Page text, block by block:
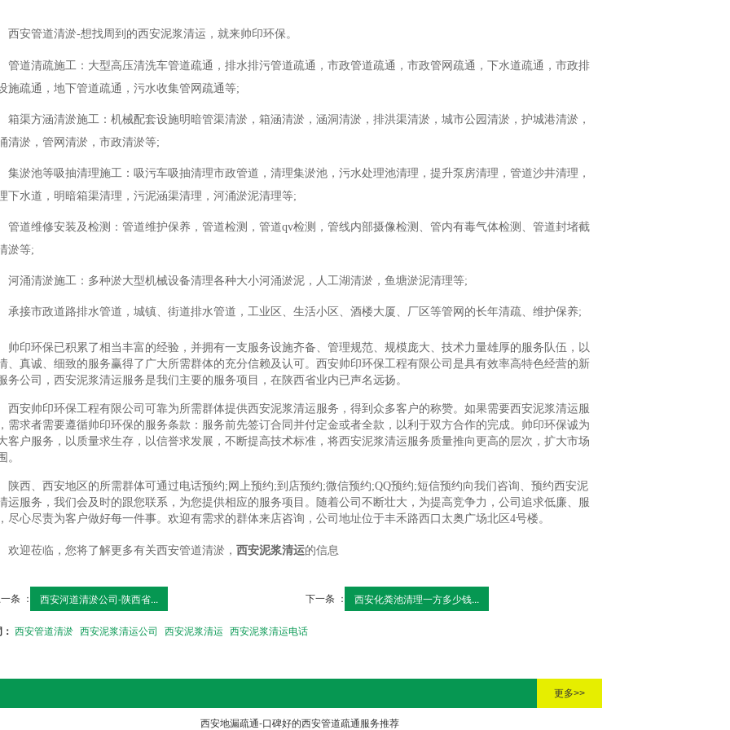
西安管道清淤-想找周到的西安泥浆清运，就来帅印环保。
管道清疏施工：大型高压清洗车管道疏通，排水排污管道疏通，市政管道疏通，市政管网疏通，下水道疏通，市政排
施疏通，地下管道疏通，污水收集管网疏通等;
箱渠方涵清淤施工：机械配套设施明暗管渠清淤，箱涵清淤，涵洞清淤，排洪渠清淤，城市公园清淤，护城港清淤，
清淤，管网清淤，市政清淤等;
集淤池等吸抽清理施工：吸污车吸抽清理市政管道，清理集淤池，污水处理池清理，提升泵房清理，管道沙井清理，
下水道，明暗箱渠清理，污泥涵渠清理，河涌淤泥清理等;
管道维修安装及检测：管道维护保养，管道检测，管道qv检测，管线内部摄像检测、管内有毒气体检测、管道封堵截
淤等;
河涌清淤施工：多种淤大型机械设备清理各种大小河涌淤泥，人工湖清淤，鱼塘淤泥清理等;
承接市政道路排水管道，城镇、街道排水管道，工业区、生活小区、酒楼大厦、厂区等管网的长年清疏、维护保养;
帅印环保已积累了相当丰富的经验，并拥有一支服务设施齐备、管理规范、规模庞大、技术力量雄厚的服务队伍，以
、真诚、细致的服务赢得了广大所需群体的充分信赖及认可。西安帅印环保工程有限公司是具有效率高特色经营的新
务公司，西安泥浆清运服务是我们主要的服务项目，在陕西省业内已声名远扬。
西安帅印环保工程有限公司可靠为所需群体提供西安泥浆清运服务，得到众多客户的称赞。如果需要西安泥浆清运服
需求者需要遵循帅印环保的服务条款：服务前先签订合同并付定金或者全款，以利于双方合作的完成。帅印环保诚为
客户服务，以质量求生存，以信誉求发展，不断提高技术标准，将西安泥浆清运服务质量推向更高的层次，扩大市场
。
陕西、西安地区的所需群体可通过电话预约;网上预约;到店预约;微信预约;QQ预约;短信预约向我们咨询、预约西安泥
运服务，我们会及时的跟您联系，为您提供相应的服务项目。随着公司不断壮大，为提高竞争力，公司追求低廉、服
尽心尽责为客户做好每一件事。欢迎有需求的群体来店咨询，公司地址位于丰禾路西口太奥广场北区4号楼。
欢迎莅临，您将了解更多有关西安管道清淤， 西安泥浆清运的信息
一条 ： 西安河道清淤公司-陕西省... 下一条 ： 西安化粪池清理一方多少钱...
西安管道清淤 西安泥浆清运公司 西安泥浆清运 西安泥浆清运电话
更多>>
西安地漏疏通-口碑好的西安管道疏通服务推荐